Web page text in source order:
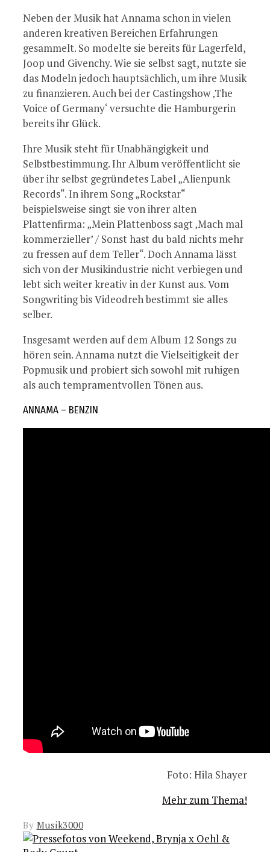
Neben der Musik hat Annama schon in vielen
anderen kreativen Bereichen Erfahrungen
gesammelt. So modelte sie bereits für Lagerfeld,
Joop und Givenchy. Wie sie selbst sagt, nutzte sie
das Modeln jedoch hauptsächlich, um ihre Musik
zu finanzieren. Auch bei der Castingshow ‚The
Voice of Germany‘ versuchte die Hamburgerin
bereits ihr Glück.
Ihre Musik steht für Unabhängigkeit und
Selbstbestimmung. Ihr Album veröffentlicht sie
über ihr selbst gegründetes Label „Alienpunk
Records“. In ihrem Song „Rockstar“
beispielsweise singt sie von ihrer alten
Plattenfirma: „Mein Plattenboss sagt ‚Mach mal
kommerzieller’ / Sonst hast du bald nichts mehr
zu fressen auf dem Teller“. Doch Annama lässt
sich von der Musikindustrie nicht verbiegen und
lebt sich weiter kreativ in der Kunst aus. Vom
Songwriting bis Videodreh bestimmt sie alles
selber.
Insgesamt werden auf dem Album 12 Songs zu
hören sein. Annama nutzt die Vielseitigkeit der
Popmusik und probiert sich sowohl mit ruhigen
als auch tempramentvollen Tönen aus.
ANNAMA – BENZIN
Foto: Hila Shayer
Mehr zum Thema!
By Musik3000